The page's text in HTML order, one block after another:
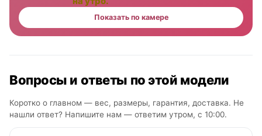
Показать по камере
Вопросы и ответы по этой модели
Коротко о главном — вес, размеры, гарантия, доставка. Не
нашли ответ? Напишите нам — ответим утром, с 10:00.